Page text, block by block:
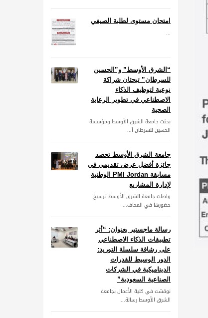
امتحان مستوى لطلبة الصيفي
...
“الشرق الأوسط” و”الحسين
للسرطان” تبحثان شراكة
نوعية لتوظيف الذكاء
الاصطناعي في تطوير الرعاية
الصحية
بحثت جامعة الشرق الأوسط ومؤسسة
الحسين للسرطان آ...
جامعة الشرق الأوسط تحصد
جائزة أفضل عرض تقديمي في
مسابقة PMI Jordan الوطنية
لإدارة المشاريع
واصلت جامعة الشرق الأوسط ترسيخ
حضورها في المحاف...
رسالة ماجستير بعنوان: “أثر
تطبيقات الذكاء الاصطناعي
على رشاقة سلسلة التوريد:
الدور الوسيط للقدرات
الديناميكية في الشركات
الصناعية السعودية”
نوقشت في كلية الأعمال بجامعة
الشرق الأوسط رسالة...